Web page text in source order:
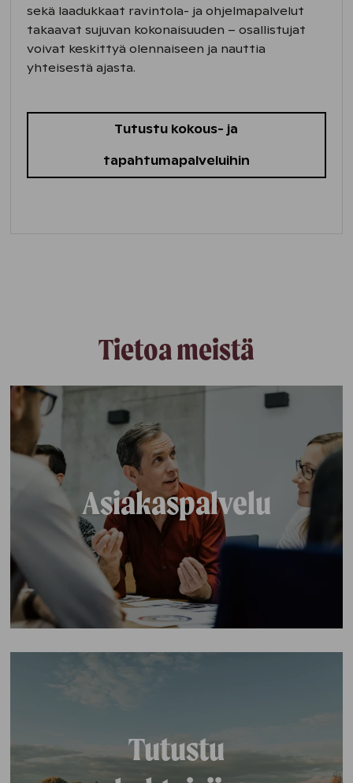
sekä laadukkaat ravintola- ja ohjelmapalvelut
takaavat sujuvan kokonaisuuden – osallistujat
voivat keskittyä olennaiseen ja nauttia
yhteisestä ajasta.
Tutustu kokous- ja
tapahtumapalveluihin
Tietoa meistä
Asiakaspalvelu
Tutustu